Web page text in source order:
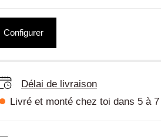
Configurer
Délai de livraison
Livré et monté chez toi dans 5 à